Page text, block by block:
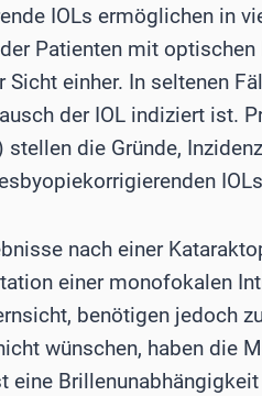
IOLs ermöglichen in
Patienten mit
Sicht einher. In seltenen
der IOL indiziert ist.
die Gründe,
nach einer
einer monofokalen
benötigen jedoch
wünschen, haben die
eine